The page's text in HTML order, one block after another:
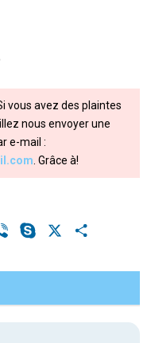
vous avez des plaintes
nous envoyer une
e-mail :
. Grâce à!
Viber Skype